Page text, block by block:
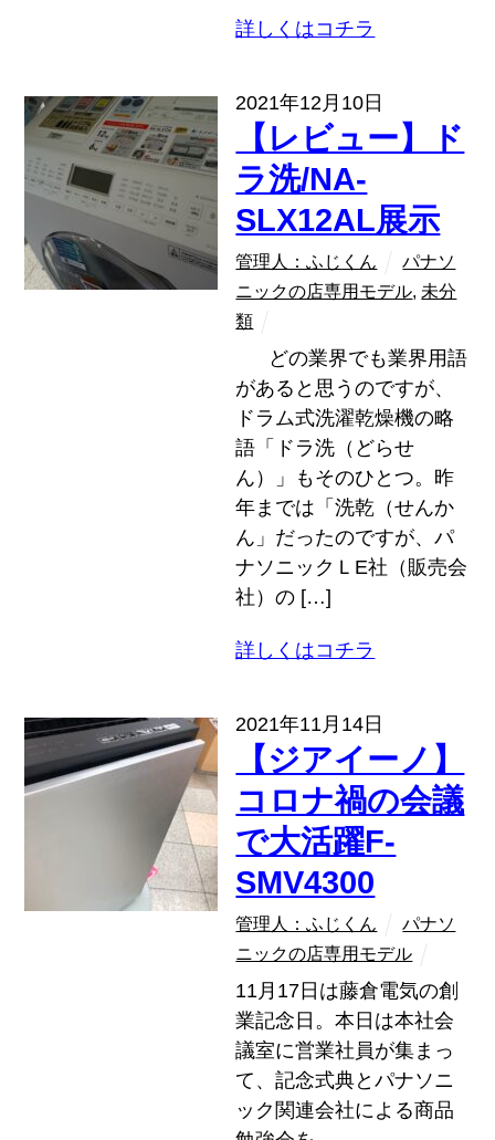
詳しくはコチラ
2021年12月10日
【レビュー】ド
ラ洗/NA-
SLX12AL展示
管理人：ふじくん
パナソ
ニックの店専用モデル 未分
類
どの業界でも業界用語
があると思うのですが、
ドラム式洗濯乾燥機の略
語「ドラ洗（どらせ
ん）」もそのひとつ。昨
年までは「洗乾（せんか
ん」だったのですが、パ
ナソニックＬE社（販売会
社）の […]
詳しくはコチラ
2021年11月14日
【ジアイーノ】
コロナ禍の会議
で大活躍F-
SMV4300
管理人：ふじくん
パナソ
ニックの店専用モデル
11月17日は藤倉電気の創
業記念日。本日は本社会
議室に営業社員が集まっ
て、記念式典とパナソニ
ック関連会社による商品